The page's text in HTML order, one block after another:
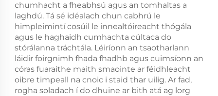
chumhacht a fheabhsú agus an tomhaltas a
laghdú. Tá sé idéalach chun cabhrú le
himpleimintí cosúil le innealtóireacht thógála
agus le haghaidh cumhachta cúltaca do
stórálanna tráchtála. Léiríonn an tsaotharlann
láidir foirgnimh fhada fhadhb agus cuimsíonn an
córas fuaraithe maith smaointe ar féidhleacht
oibre timpeall na cnoic i staid thar uilig. Ar fad,
rogha soladach í do dhuine ar bith atá ag lorg